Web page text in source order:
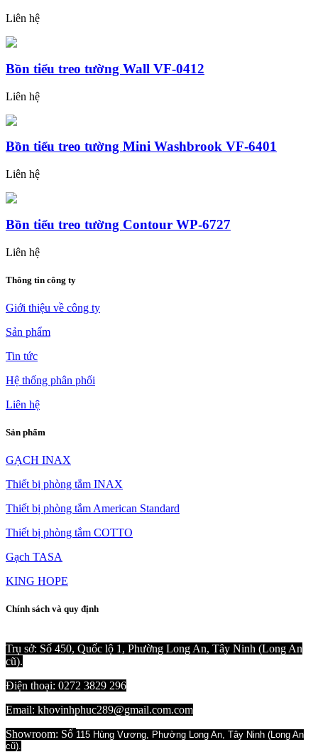
Liên hệ
Bồn tiểu treo tường Wall VF-0412
Liên hệ
Bồn tiểu treo tường Mini Washbrook VF-6401
Liên hệ
Bồn tiểu treo tường Contour WP-6727
Liên hệ
Thông tin công ty
Giới thiệu về công ty
Sản phẩm
Tin tức
Hệ thống phân phối
Liên hệ
Sản phẩm
GẠCH INAX
Thiết bị phòng tắm INAX
Thiết bị phòng tắm American Standard
Thiết bị phòng tắm COTTO
Gạch TASA
KING HOPE
Chính sách và quy định
Trụ sở: Số 450, Quốc lộ 1, Phường Long An, Tây Ninh (Long An
cũ).
Điện thoại: 0272 3829 296
Email: khovinhphuc289@gmail.com.com
Showroom: Số 115 Hùng Vương, Phường Long An, Tây Ninh (Long An
cũ).